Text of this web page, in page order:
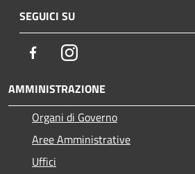
SEGUICI SU
FacebookInstagram
AMMINISTRAZIONE
Organi di Governo
Aree Amministrative
Uffici